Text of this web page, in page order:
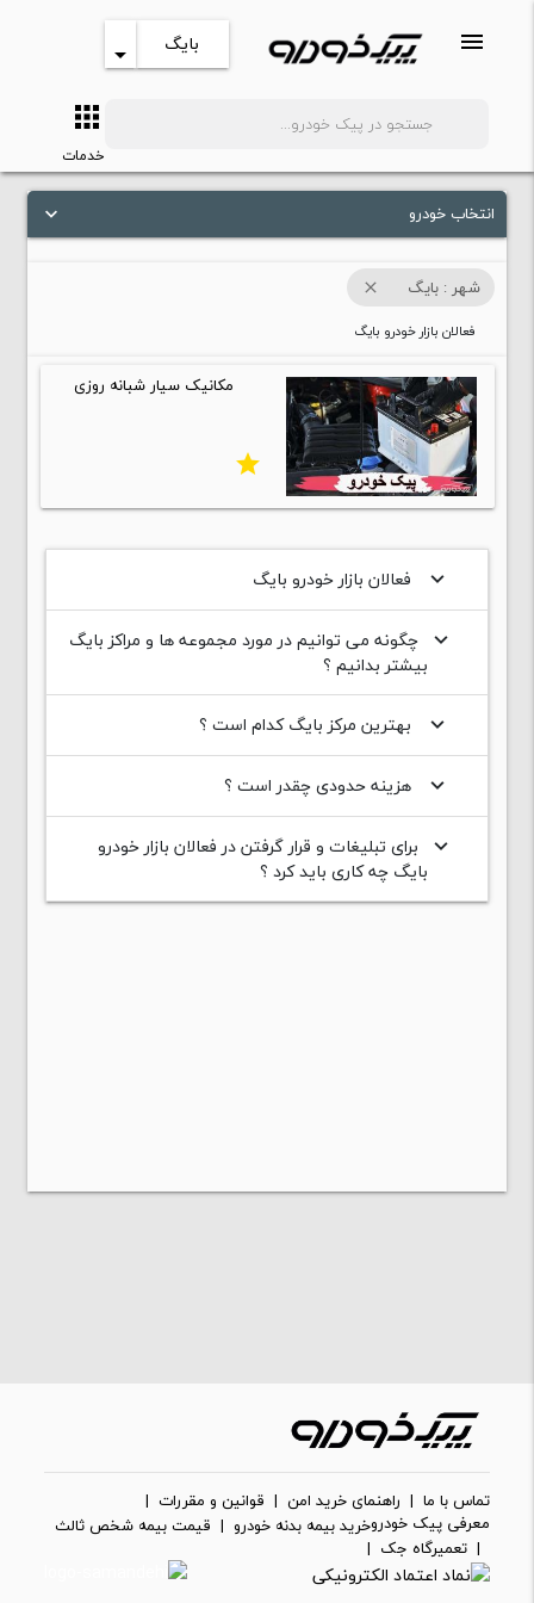
menu بایگ arrow_drop_down
apps
خدمات
keyboard_arrow_down انتخاب خودرو
شهر : بایگ close
فعالان بازار خودرو بایگ
مکانیک سیار شبانه روزی
star
keyboard_arrow_down فعالان بازار خودرو بایگ
keyboard_arrow_down چگونه می توانیم در مورد مجموعه ها و مراکز بایگ
بیشتر بدانیم ؟
keyboard_arrow_down بهترین مرکز بایگ کدام است ؟
keyboard_arrow_down هزینه حدودی چقدر است ؟
keyboard_arrow_down
برای تبلیغات و قرار گرفتن در فعالان بازار خودرو
بایگ چه کاری باید کرد ؟
تماس با ما | راهنمای خرید امن | قوانین و مقررات |
معرفی پیک خودروخرید بیمه بدنه خودرو | قیمت بیمه شخص ثالث
|تعمیرگاه جک |